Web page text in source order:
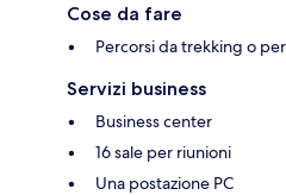
Cose da fare
Percorsi da trekking o
Servizi business
Business center
16 sale per riunioni
Una postazione PC